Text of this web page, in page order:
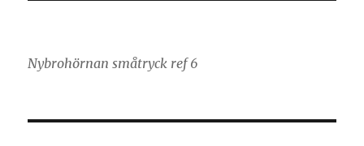
Nybrohörnan småtryck ref 6